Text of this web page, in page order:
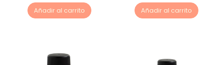
Añadir al carrito Añadir al carrito